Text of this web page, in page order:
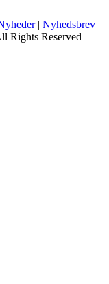
| Nyhedsbrev |
Rights Reserved